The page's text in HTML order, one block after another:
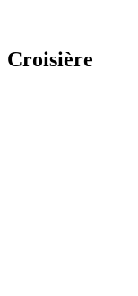
Croisière